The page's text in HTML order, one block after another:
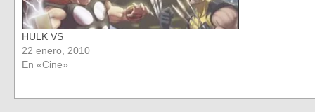
HULK VS
22 enero, 2010
En «Cine»